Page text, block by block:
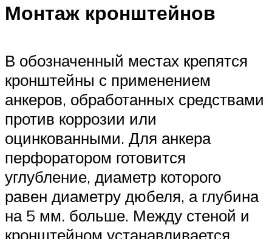
Монтаж кронштейнов
В обозначенный местах крепятся
кронштейны с применением
анкеров, обработанных средствами
против коррозии или
оцинкованными. Для анкера
перфоратором готовится
углубление, диаметр которого
равен диаметру дюбеля, а глубина
на 5 мм. больше. Между стеной и
кронштейном устанавливается